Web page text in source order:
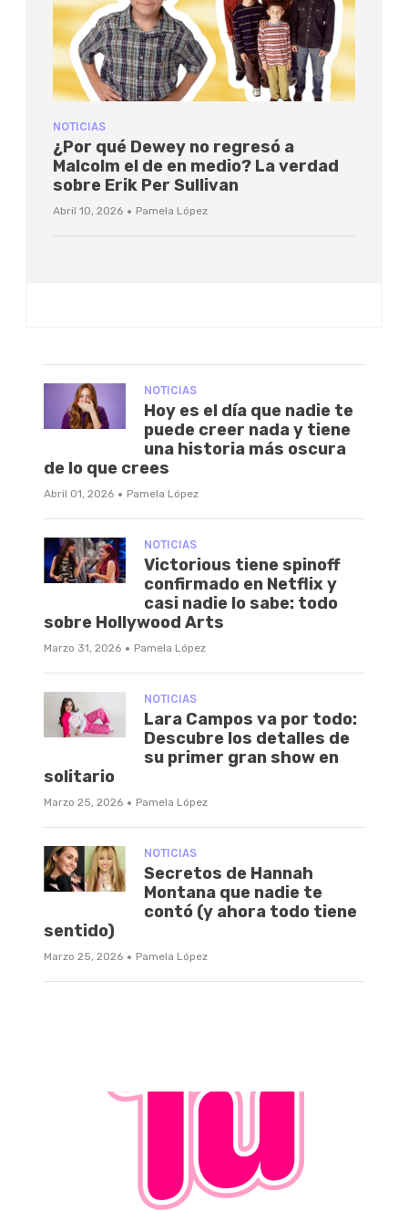
NOTICIAS
¿Por qué Dewey no regresó a
Malcolm el de en medio? La verdad
sobre Erik Per Sullivan
Abril 10, 2026 · Pamela López
NOTICIAS
Hoy es el día que nadie te
puede creer nada y tiene
una historia más oscura
de lo que crees
Abril 01, 2026 · Pamela López
NOTICIAS
Victorious tiene spinoff
confirmado en Netflix y
casi nadie lo sabe: todo
sobre Hollywood Arts
Marzo 31, 2026 · Pamela López
NOTICIAS
Lara Campos va por todo:
Descubre los detalles de
su primer gran show en
solitario
Marzo 25, 2026 · Pamela López
NOTICIAS
Secretos de Hannah
Montana que nadie te
contó (y ahora todo tiene
sentido)
Marzo 25, 2026 · Pamela López